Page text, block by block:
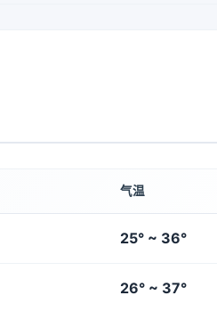
气温
25° ~ 36°
26° ~ 37°